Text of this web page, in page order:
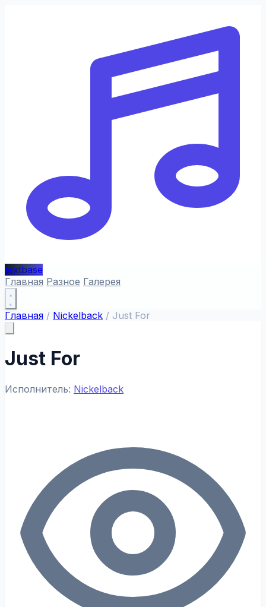
textbase
Главная Разное Галерея
Главная / Nickelback / Just For
Just For
Исполнитель: Nickelback